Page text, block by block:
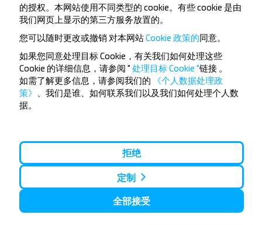
热门目的地从 Astraviec
Astraviec
Vilnius
购买
Minsk
购买
的授权。本网站使用不同类型的 cookie。有些 cookie 是由
我们网页上显示的第三方服务放置的。
您可以随时更改或撤销 对本网站Cookie 政策的同意。
如果您同意处理目标 Cookie，有关我们如何处理这些
Cookie 的详细信息，请参阅 " 处理目标 Cookie "链接
如需了解更多信息，请参阅我们的
《个人数据处理政
策》
、我们是谁、如何联系我们以及我们如何处理个人数
据。
拒绝
定制
全部接受